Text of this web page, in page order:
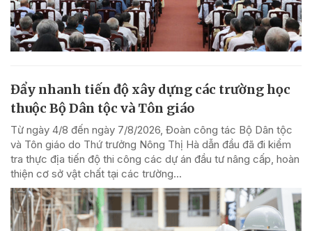
Đẩy nhanh tiến độ xây dựng các trường học
thuộc Bộ Dân tộc và Tôn giáo
Từ ngày 4/8 đến ngày 7/8/2026, Đoàn công tác Bộ Dân tộc
và Tôn giáo do Thứ trưởng Nông Thị Hà dẫn đầu đã đi kiểm
tra thực địa tiến độ thi công các dự án đầu tư nâng cấp, hoàn
thiện cơ sở vật chất tại các trường...